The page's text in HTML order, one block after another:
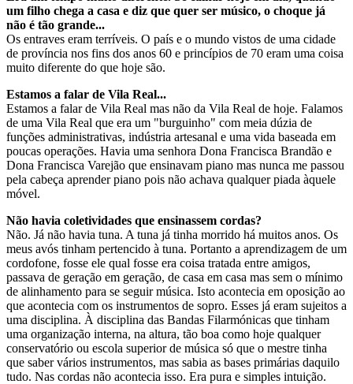
um filho chega a casa e diz que quer ser músico, o choque já
não é tão grande...
Os entraves eram terríveis. O país e o mundo vistos de uma cidade
de província nos fins dos anos 60 e princípios de 70 eram uma coisa
muito diferente do que hoje são.
Estamos a falar de Vila Real...
Estamos a falar de Vila Real mas não da Vila Real de hoje. Falamos
de uma Vila Real que era um "burguinho" com meia dúzia de
funções administrativas, indústria artesanal e uma vida baseada em
poucas operações. Havia uma senhora Dona Francisca Brandão e
Dona Francisca Varejão que ensinavam piano mas nunca me passou
pela cabeça aprender piano pois não achava qualquer piada àquele
móvel.
Não havia coletividades que ensinassem cordas?
Não. Já não havia tuna. A tuna já tinha morrido há muitos anos. Os
meus avós tinham pertencido à tuna. Portanto a aprendizagem de um
cordofone, fosse ele qual fosse era coisa tratada entre amigos,
passava de geração em geração, de casa em casa mas sem o mínimo
de alinhamento para se seguir música. Isto acontecia em oposição ao
que acontecia com os instrumentos de sopro. Esses já eram sujeitos a
uma disciplina. À disciplina das Bandas Filarmónicas que tinham
uma organização interna, na altura, tão boa como hoje qualquer
conservatório ou escola superior de música só que o mestre tinha
que saber vários instrumentos, mas sabia as bases primárias daquilo
tudo. Nas cordas não acontecia isso. Era pura e simples intuição.